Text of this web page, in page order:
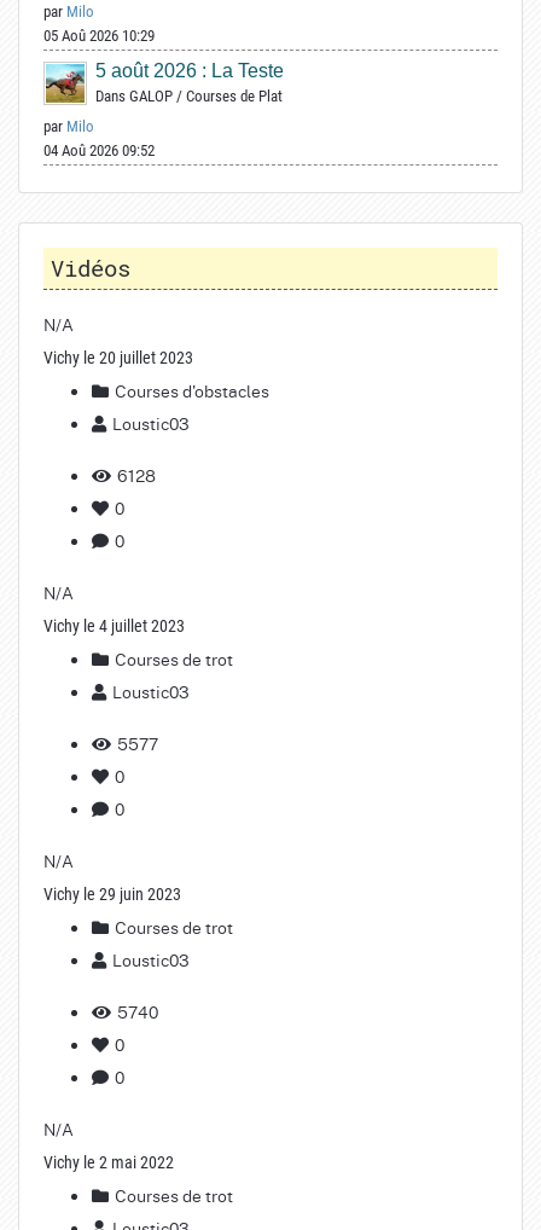
par Milo
05 Aoû 2026 10:29
5 août 2026 : La Teste
Dans GALOP / Courses de Plat
par Milo
04 Aoû 2026 09:52
Vidéos
N/A
Vichy le 20 juillet 2023
Courses d'obstacles
Loustic03
6128
0
0
N/A
Vichy le 4 juillet 2023
Courses de trot
Loustic03
5577
0
0
N/A
Vichy le 29 juin 2023
Courses de trot
Loustic03
5740
0
0
N/A
Vichy le 2 mai 2022
Courses de trot